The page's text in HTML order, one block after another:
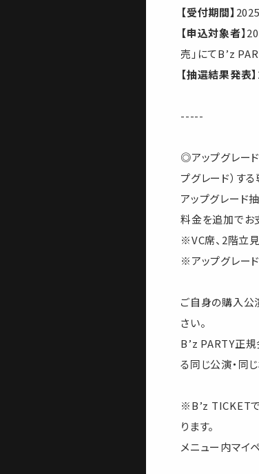
【受付期間】
【申込対象者】
売」にてB’z
【抽選結果発表】
-----
◎アップグレー
プグレード）す
アップグレード
料金を追加でお
※VC席、2階立
※アップグレー
ご自身の購入公
さい。
B’z PARTY正規
る同じ公演・同
※B’z TICKETで
ります。
メニュー内マイ